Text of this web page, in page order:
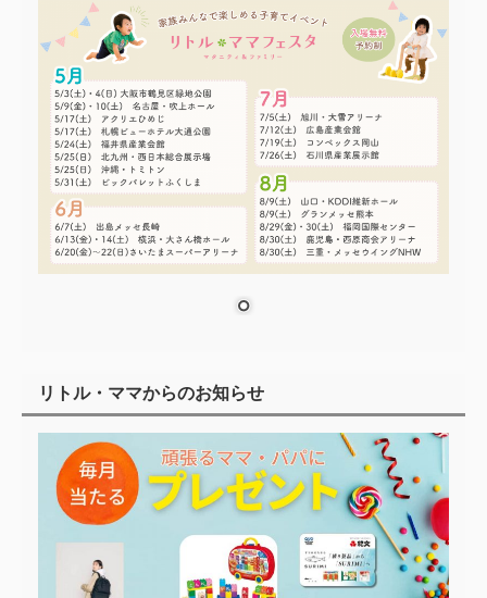
リトル・ママからのお知らせ